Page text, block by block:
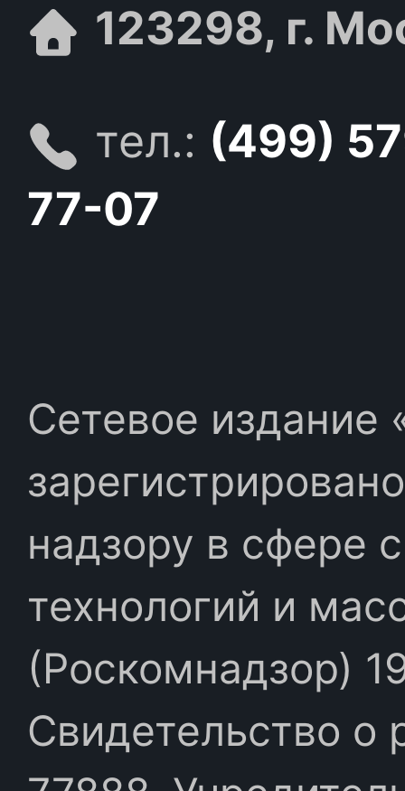
123298, г.
тел.: (499)
77-07
Сетевое издание
надзору в сфере
технологий и
(Роскомнадзор)
Свидетельство